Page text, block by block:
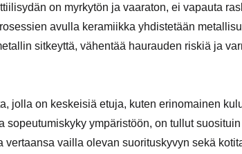
on myrkytön ja vaaraton, ei vapauta
avulla keramiikka yhdistetään
sitkeyttä, vähentää haurauden riskiä ja
jolla on keskeisiä etuja, kuten erinomainen
sopeutumiskyky ympäristöön, on tullut
vertaansa vailla olevan suorituskyvyn sekä